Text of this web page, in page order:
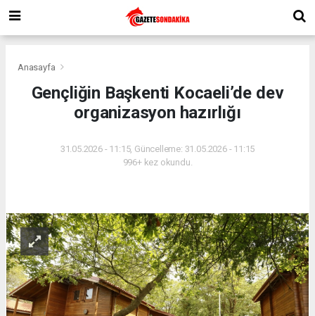
Anasayfa
Gençliğin Başkenti Kocaeli’de dev
organizasyon hazırlığı
31.05.2026 - 11:15, Güncelleme: 31.05.2026 - 11:15
996+ kez okundu.